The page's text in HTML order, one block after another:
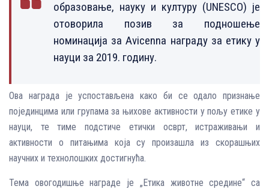
образовање, науку и културу (UNESCO) је
отоворила позив за подношење
номинација за Avicenna награду за етику у
науци за 2019. годину.
Ова награда је успостављена како би се одало признање
појединцима или групама за њихове активности у пољу етике у
науци, те тиме подстиче етички осврт, истраживањи и
активности о питањима која су произашла из скорашњих
научних и технолошких достигнућа.
Тема овогодишње награде је „Етика животне средине“ са